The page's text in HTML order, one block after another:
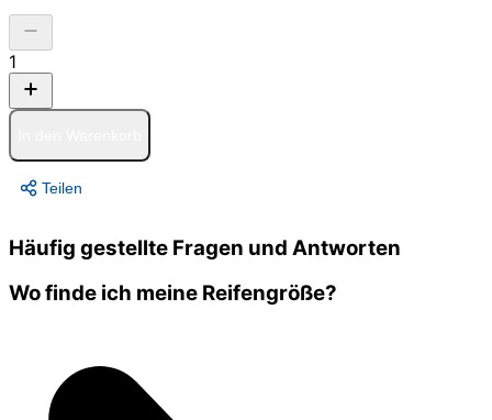
1
Teilen
Häufig gestellte Fragen und Antworten
Wo finde ich meine Reifengröße?